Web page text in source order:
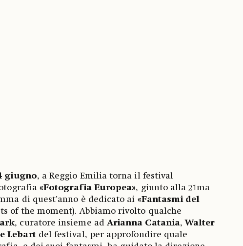
giugno, a Reggio Emilia torna il festival
«Fotografia Europea», giunto alla 21ma
di quest’anno è dedicato ai «Fantasmi del
of the moment). Abbiamo rivolto qualche
, curatore insieme ad Arianna Catania,Walter
Lebart del festival, per approfondire quale